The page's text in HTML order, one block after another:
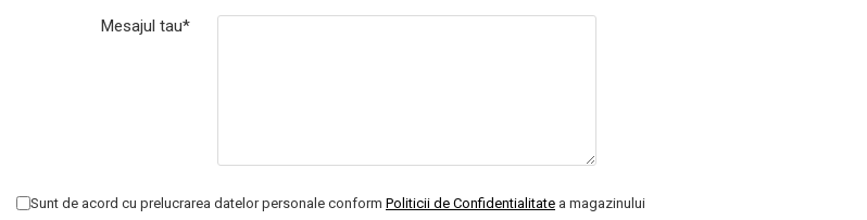
Mesajul tau*
Sunt de acord cu prelucrarea datelor personale conform Politicii de Confidentialitate a magazinului